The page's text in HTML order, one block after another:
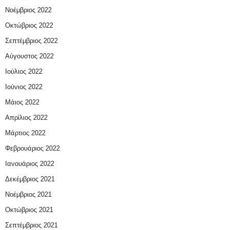
Νοέμβριος 2022
Οκτώβριος 2022
Σεπτέμβριος 2022
Αύγουστος 2022
Ιούλιος 2022
Ιούνιος 2022
Μάιος 2022
Απρίλιος 2022
Μάρτιος 2022
Φεβρουάριος 2022
Ιανουάριος 2022
Δεκέμβριος 2021
Νοέμβριος 2021
Οκτώβριος 2021
Σεπτέμβριος 2021